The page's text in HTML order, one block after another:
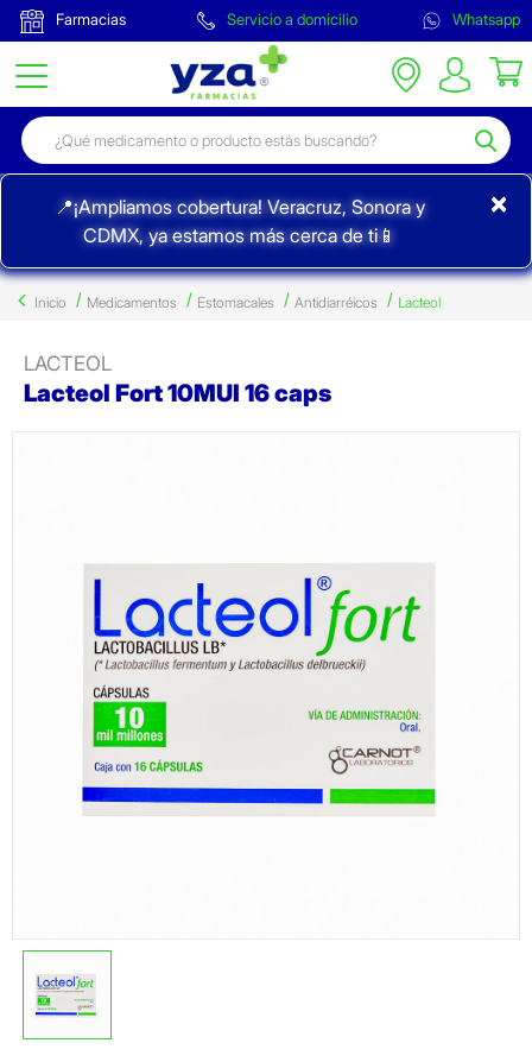
Farmacias Servicio a domicilio Whatsapp
📍¡Ampliamos cobertura! Veracruz, Sonora y
CDMX, ya estamos más cerca de ti📱
×
Inicio Medicamentos Estomacales Antidiarréicos Lacteol
LACTEOL
Lacteol Fort 10MUI 16 caps